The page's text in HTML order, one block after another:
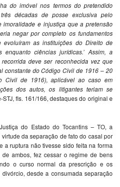
do imóvel nos termos do pretendido
décadas de posse exclusiva pelo
imoralidade e injustiça que a pretensão
negar por completo os fundamentos
as instituições do Direito de
ciências jurídicas.’ Assim, a
deve ser reconhecida vez que
constante do Código Civil de 1916 – 20
Civil de 1916), aplicável ao caso em
dos autos, os litigantes teriam se
STJ, fls. 161/166, destaques do original e
do Estado do Tocantins – TO, a
da separação de fato do casal por
a ruptura não tivesse sido feita na forma
ambos, fez cessar o regime de bens
o curso normal da prescrição e os
desde a consumada separação